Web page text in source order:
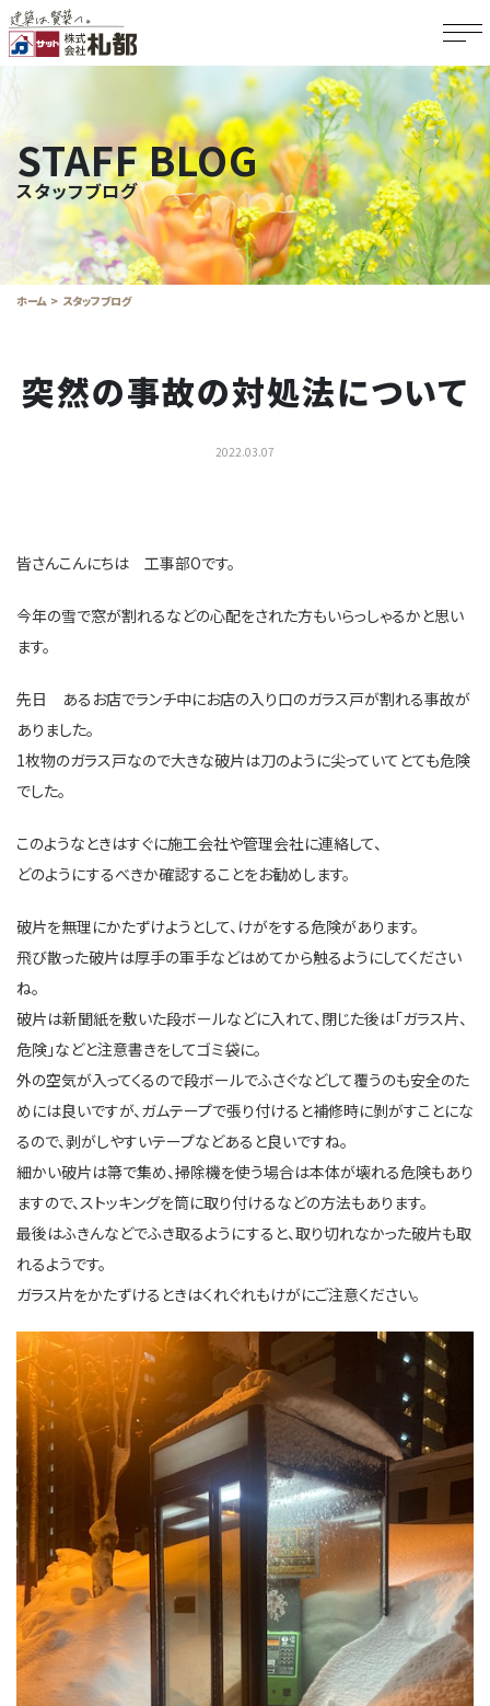
STAFF BLOG
スタッフブログ
ホーム スタッフブログ
突然の事故の対処法について
2022.03.07
皆さんこんにちは 工事部Oです。
今年の雪で窓が割れるなどの心配をされた方もいらっしゃるかと思い
ます。
先日 あるお店でランチ中にお店の入り口のガラス戸が割れる事故が
ありました。
1枚物のガラス戸なので大きな破片は刀のように尖っていてとても危険
でした。
このようなときはすぐに施工会社や管理会社に連絡して、
どのようにするべきか確認することをお勧めします。
破片を無理にかたずけようとして、けがをする危険があります。
飛び散った破片は厚手の軍手などはめてから触るようにしてください
ね。
破片は新聞紙を敷いた段ボールなどに入れて、閉じた後は「ガラス片、
危険」などと注意書きをしてゴミ袋に。
外の空気が入ってくるので段ボールでふさぐなどして覆うのも安全のた
めには良いですが、ガムテープで張り付けると補修時に剝がすことにな
るので、剥がしやすいテープなどあると良いですね。
細かい破片は箒で集め、掃除機を使う場合は本体が壊れる危険もあり
ますので、ストッキングを筒に取り付けるなどの方法もあります。
最後はふきんなどでふき取るようにすると、取り切れなかった破片も取
れるようです。
ガラス片をかたずけるときはくれぐれもけがにご注意ください。